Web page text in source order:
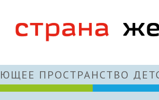
ПРОСТРАНСТВО